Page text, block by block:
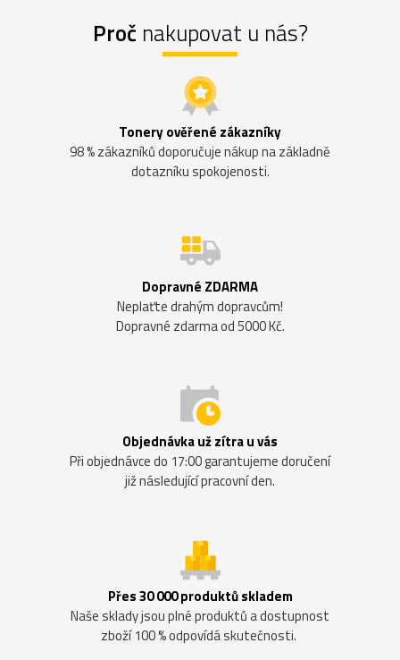
Proč nakupovat u nás?
Tonery ověřené zákazníky
98 % zákazníků doporučuje nákup na základně
dotazníku spokojenosti.
Dopravné ZDARMA
Neplaťte drahým dopravcům!
Dopravné zdarma od 5000 Kč.
Objednávka už zítra u vás
Při objednávce do 17:00 garantujeme doručení
již následující pracovní den.
Přes 30 000 produktů skladem
Naše sklady jsou plné produktů a dostupnost
zboží 100 % odpovídá skutečnosti.